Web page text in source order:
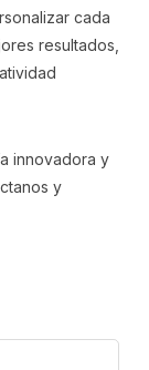
cada
resultados,
innovadora y
y